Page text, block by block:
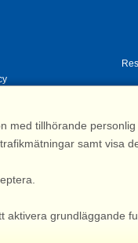
|Kvarngatan 2, 311 32
firmanamn, se
med tillhörande
samt visa
grundläggande